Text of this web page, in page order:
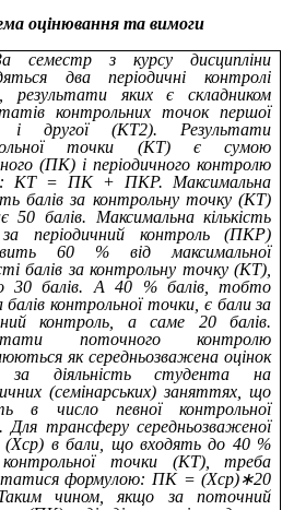
оцінювання та вимоги
семестр з курсу дисципліни
два періодичні контролі
результати яких є складником
контрольних точок першої
і другої (КТ2). Результати
точки (КТ) є сумою
(ПК) і періодичного контролю
КТ = ПК + ПКР. Максимальна
балів за контрольну точку (КТ)
50 балів. Максимальна кількість
за періодичний контроль (ПКР)
60 % від максимальної
балів за контрольну точку (КТ),
30 балів. А 40 % балів, тобто
контрольної точки, є бали за
контроль, а саме 20 балів.
поточного контролю
як середньозважена оцінок
за діяльність студента на
(семінарських) заняттях, що
в число певної контрольної
Для трансферу середньозваженої
(Хср) в бали, що входять до 40 %
контрольної точки (КТ), треба
формулою: ПК = (Хср)∗20
чином, якщо за поточний